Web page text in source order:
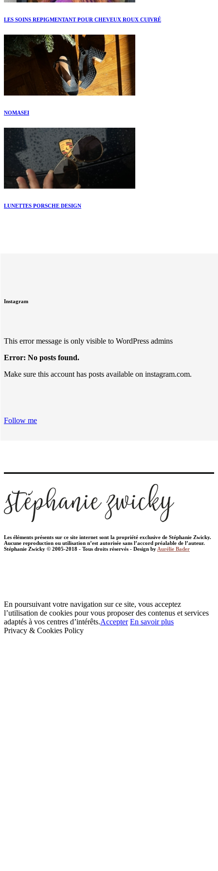
LES SOINS REPIGMENTANT POUR CHEVEUX ROUX CUIVRÉ
NOMASEI
LUNETTES PORSCHE DESIGN
Instagram
This error message is only visible to WordPress admins
Error: No posts found.
Make sure this account has posts available on instagram.com.
Follow me
Les éléments présents sur ce site internet sont la propriété exclusive de Stéphanie Zwicky.
Aucune reproduction ou utilisation n’est autorisée sans l’accord préalable de l’auteur.
Stéphanie Zwicky © 2005-2018 - Tous droits réservés - Design by Aurélie Bader
En poursuivant votre navigation sur ce site, vous acceptez
l’utilisation de cookies pour vous proposer des contenus et services
adaptés à vos centres d’intérêts.Accepter En savoir plus
Privacy & Cookies Policy